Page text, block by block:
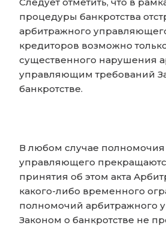
Следует отметить, что в
процедуры банкротства
арбитражного
кредиторов возможно
существенного нарушения
управляющим требований
банкротстве.
В любом случае
управляющего
принятия об этом акта
какого-либо временного
полномочий арбитражного
Законом о банкротстве не